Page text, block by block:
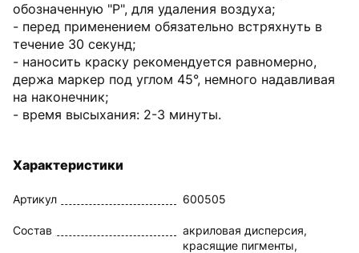
обозначенную "Р", для удаления воздуха;
- перед применением обязательно встряхнуть в
течение 30 секунд;
- наносить краску рекомендуется равномерно,
держа маркер под углом 45°, немного надавливая
на наконечник;
- время высыхания: 2-3 минуты.
Характеристики
Артикул 600505
Состав
акриловая дисперсия,
красящие пигменты,